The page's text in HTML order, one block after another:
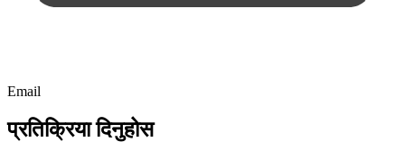
Email
प्रतिक्रिया दिनुहोस